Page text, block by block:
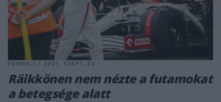
FORMA-1 / 2021. SZEPT. 23.
Räikkönen nem nézte a futamokat
a betegsége alatt